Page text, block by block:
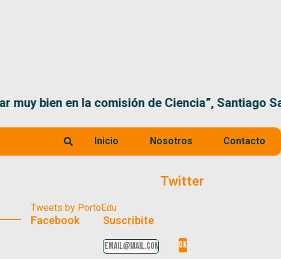
la comisión de Ciencia”, Santiago Santurio
Inicio Nosotros Contacto
Twitter
Tweets by PortoEdu
Facebook Suscribite